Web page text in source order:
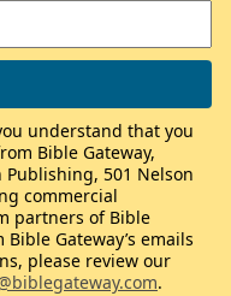
understand that you
Bible Gateway,
501 Nelson
commercial
partners of Bible
Gateway’s emails
please review our
.